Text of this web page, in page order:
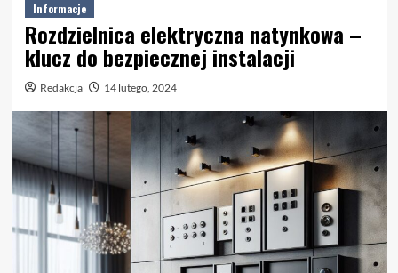
Informacje
Rozdzielnica elektryczna natynkowa –
klucz do bezpiecznej instalacji
Redakcja 14 lutego, 2024